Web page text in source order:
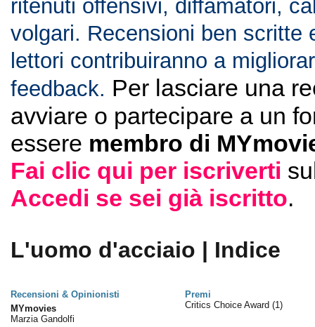
ritenuti offensivi, diffamatori,
volgari. Recensioni ben scritte
lettori contribuiranno a
feedback. Per lasciare una
avviare o partecipare a un
essere membro di
Fai clic qui per iscriverti
Accedi se sei già iscritto.
L'uomo d'acciaio | Indice
Recensioni & Opinionisti
Premi
MYmovies
Marzia Gandolfi
Critics Choice Award (1)